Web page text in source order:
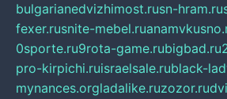
bulgarianedvizhimost.rusn-hram.ru
fexer.rusnite-mebel.ru
0sporte.ru9rota-game.rubigbad.ru
pro-kirpichi.ruisraelsale.rublack-
mynances.orgladalike.ruzozor.ru